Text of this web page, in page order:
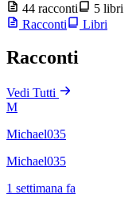
44 racconti
5 libri
Racconti
Libri
Racconti
Vedi Tutti
M
Michael035
Michael035
1 settimana fa